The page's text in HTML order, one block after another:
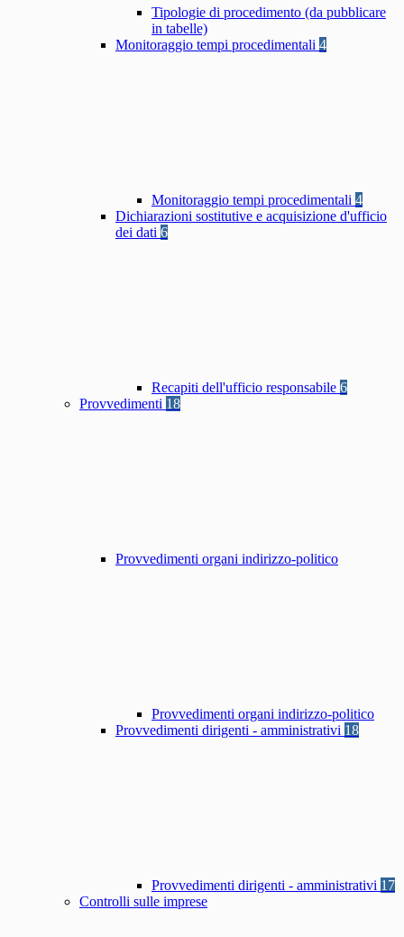
Tipologie di procedimento (da pubblicare
in tabelle)
Monitoraggio tempi procedimentali 4
Monitoraggio tempi procedimentali 4
Dichiarazioni sostitutive e acquisizione d'ufficio
dei dati 6
Recapiti dell'ufficio responsabile 6
Provvedimenti 18
Provvedimenti organi indirizzo-politico
Provvedimenti organi indirizzo-politico
Provvedimenti dirigenti - amministrativi 18
Provvedimenti dirigenti - amministrativi 17
Controlli sulle imprese